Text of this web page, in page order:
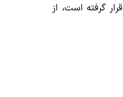
گرفته است، از